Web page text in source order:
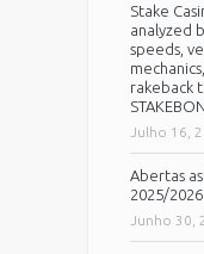
Stake
analyzed
speeds,
rakeback
Julho 16,
Abertas
2025/2026
Junho 30,